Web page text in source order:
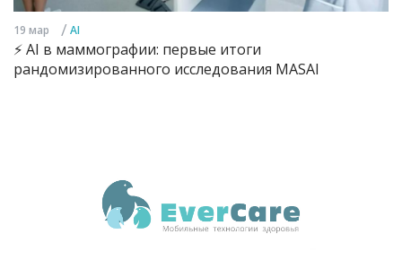
19 мар / AI
⚡️ AI в маммографии: первые итоги
рандомизированного исследования MASAI